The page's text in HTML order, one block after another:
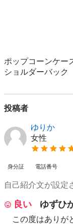
ポップコーンケー
ショルダーバック
投稿者
ゆりか
女性
身分証 電話番号
自己紹介文が設定
良い ゆずひ
この度はありが